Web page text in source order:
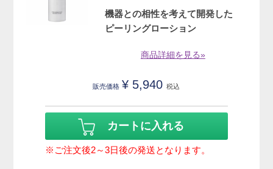
機器との相性を考えて開発した
ピーリングローション
商品詳細を見る»
販売価格 ¥ 5,940 税込
カートに入れる
※ご注文後2～3日後の発送となります。